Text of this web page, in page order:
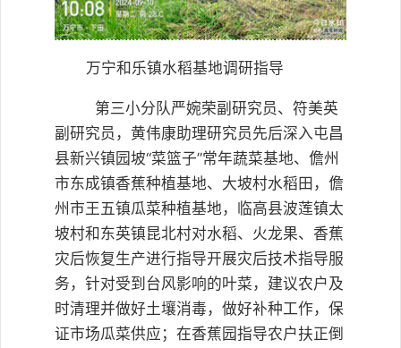
万宁和乐镇水稻基地调研指导
第三小分队严婉荣副研究员、符美英
副研究员，黄伟康助理研究员先后深入屯昌
县新兴镇园坡“菜篮子”常年蔬菜基地、儋州
市东成镇香蕉种植基地、大坡村水稻田，儋
州市王五镇瓜菜种植基地，临高县波莲镇太
坡村和东英镇昆北村对水稻、火龙果、香蕉
灾后恢复生产进行指导开展灾后技术指导服
务，针对受到台风影响的叶菜，建议农户及
时清理并做好土壤消毒，做好补种工作，保
证市场瓜菜供应；在香蕉园指导农户扶正倒